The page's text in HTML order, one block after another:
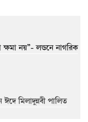
নয়”- লন্ডনে নাগরিক
মিলাদুন্নবী পালিত